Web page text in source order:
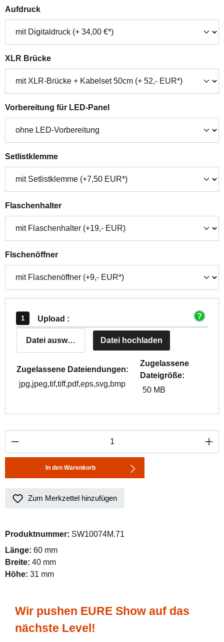
Aufdruckauswählen
XLR Brückeauswählen
Vorbereitung für LED-Panelauswählen
Setlistklemmeauswählen
Flaschenhalterauswählen
Flschenöffnerauswählen
Upload :
Datei auswählen Datei hochladen
Zugelassene Dateiendungen:
jpg,jpeg,tif,tiff,pdf,eps,svg,bmp
Zugelassene
Dateigröße:
50 MB
Produkt Anzahl: Gib den gewünschten
In den Warenkorb
Zum Merkzettel hinzufügen
Produktnummer: SW10074M.71
Länge: 60 mm
Breite: 40 mm
Höhe: 31 mm
Wir pushen EURE Show auf das
nächste Level!